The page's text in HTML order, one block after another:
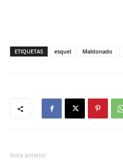
ETIQUETAS esquel Maldonado
Nota anterior